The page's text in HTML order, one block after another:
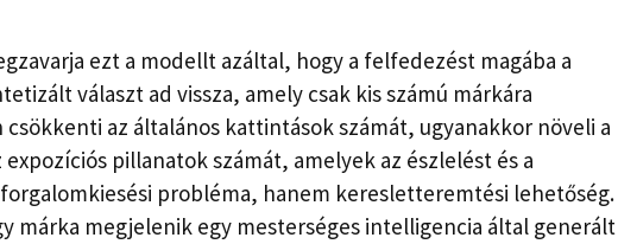
ezt a modellt azáltal, hogy a felfedezést magába a
választ ad vissza, amely csak kis számú márkára
az általános kattintások számát, ugyanakkor növeli a
pillanatok számát, amelyek az észlelést és a
probléma, hanem keresletteremtési lehetőség.
márka megjelenik egy mesterséges intelligencia által generált